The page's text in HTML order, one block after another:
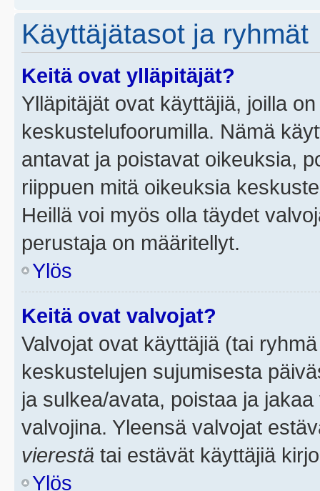
Käyttäjätasot ja ryhmät
Keitä ovat ylläpitäjät?
Ylläpitäjät ovat käyttäjiä, joilla
keskustelufoorumilla. Nämä
antavat ja poistavat oikeuksia,
riippuen mitä oikeuksia
Heillä voi myös olla täydet
perustaja on määritellyt.
Ylös
Keitä ovat valvojat?
Valvojat ovat käyttäjiä (tai
keskustelujen sujumisesta
ja sulkea/avata, poistaa ja
valvojina. Yleensä valvojat
vierestä tai estävät käyttäjiä
Ylös